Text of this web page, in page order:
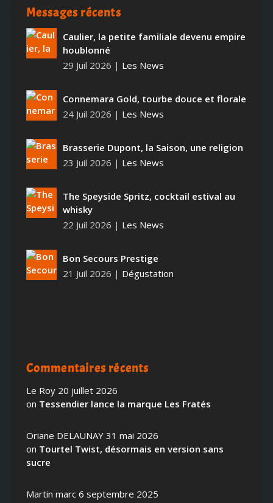
Messages récents
Caulier, la petite familiale devenu empire
houblonné
29 Juil 2026 | Les News
Connemara Gold, tourbe douce et florale
24 Juil 2026 | Les News
Brasserie Dupont, la Saison, une religion
23 Juil 2026 | Les News
The Speyside Spritz, cocktail estival au
whisky
22 Juil 2026 | Les News
Bon Secours Prestige
21 Juil 2026 | Dégustation
Commentaires récents
Le Roy 20 juillet 2026
on Tessendier lance la marque Les Fratés
Oriane DELAUNAY 31 mai 2026
on Tourtel Twist, désormais en version sans
sucre
Martin marc 6 septembre 2025